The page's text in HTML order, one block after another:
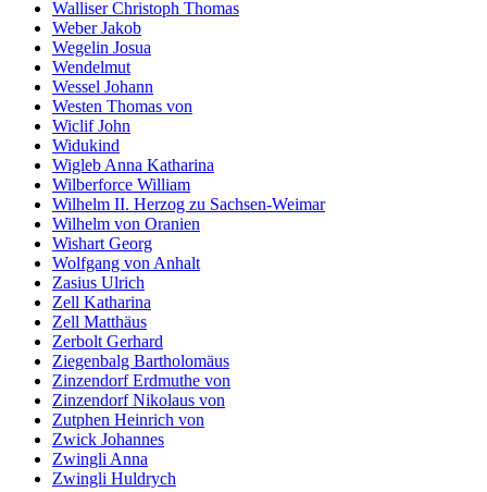
Walliser Christoph Thomas
Weber Jakob
Wegelin Josua
Wendelmut
Wessel Johann
Westen Thomas von
Wiclif John
Widukind
Wigleb Anna Katharina
Wilberforce William
Wilhelm II. Herzog zu Sachsen-Weimar
Wilhelm von Oranien
Wishart Georg
Wolfgang von Anhalt
Zasius Ulrich
Zell Katharina
Zell Matthäus
Zerbolt Gerhard
Ziegenbalg Bartholomäus
Zinzendorf Erdmuthe von
Zinzendorf Nikolaus von
Zutphen Heinrich von
Zwick Johannes
Zwingli Anna
Zwingli Huldrych